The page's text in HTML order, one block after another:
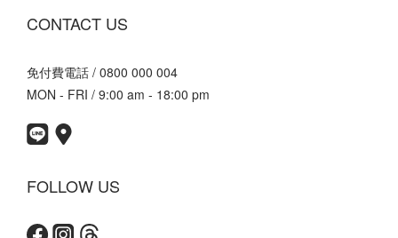
CONTACT US
免付費電話 / 0800 000 004
MON - FRI / 9:00 am - 18:00 pm
FOLLOW US